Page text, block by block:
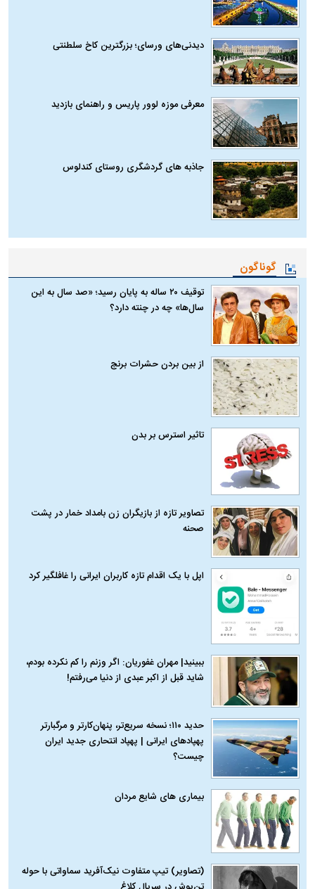
دیدنی‌های ورسای؛ بزرگترین کاخ سلطنتی
معرفی موزه لوور پاریس و راهنمای بازدید
جاذبه های گردشگری روستای کندلوس
گوناگون
توقیف ۲۰ ساله به پایان رسید؛ «صد سال به این
سال‌ها» چه در چنته دارد؟
از بین بردن حشرات برنج
تاثیر استرس بر بدن
تصاویر تازه از بازیگران زن بامداد خمار در پشت
صحنه
اپل با یک اقدام تازه کاربران ایرانی را غافلگیر کرد
ببینید| مهران غفوریان: اگر وزنم را کم نکرده بودم،
شاید قبل از اکبر عبدی از دنیا می‌رفتم!
حدید ۱۱۰؛ نسخه سریع‌تر، پنهان‌کارتر و مرگبارتر
پهپادهای ایرانی | پهپاد انتحاری جدید ایران
چیست؟
بیماری‌ های شایع مردان
(تصاویر) تیپ متفاوت نیک‌آفرید سماواتی با حوله